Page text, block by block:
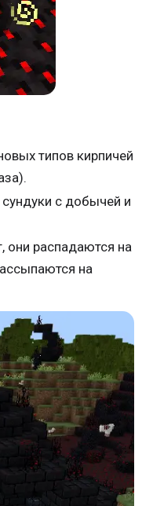
типов кирпичей
с добычей и
они распадаются на
на